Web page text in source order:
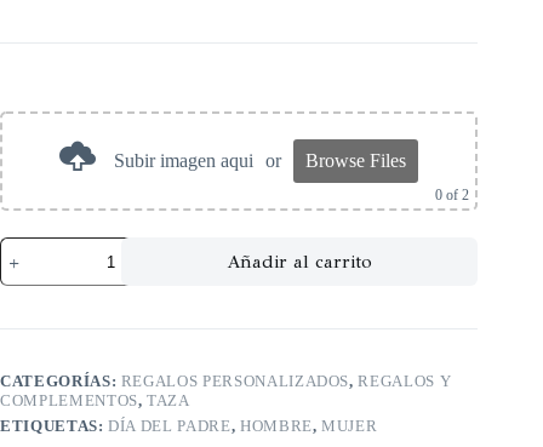
Subir imagen aqui or Browse Files
0 of 2
Añadir al carrito
CATEGORÍAS: REGALOS PERSONALIZADOS,REGALOS Y
COMPLEMENTOS,TAZA
ETIQUETAS:DÍA DEL PADRE, HOMBRE,MUJER